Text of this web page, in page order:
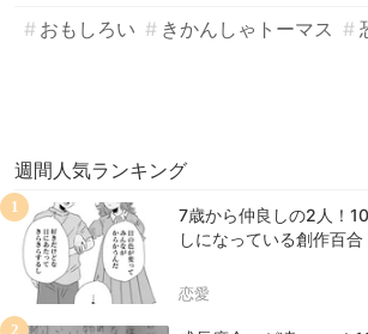
おもしろい
きかんしゃトーマス
週間人気ランキング
7歳から仲良しの2人！
しになっている創作百合
恋愛
1
2